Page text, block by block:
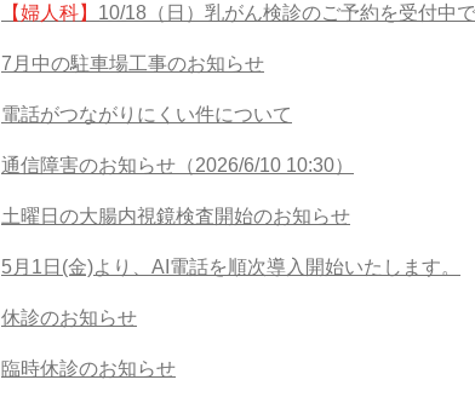
【婦人科】 10/18（日）乳がん検診のご予約を受付中
7月中の駐車場工事のお知らせ
電話がつながりにくい件について
通信障害のお知らせ（2026/6/10 10:30）
土曜日の大腸内視鏡検査開始のお知らせ
5月1日(金)より、AI電話を順次導入開始いたします。
休診のお知らせ
臨時休診のお知らせ